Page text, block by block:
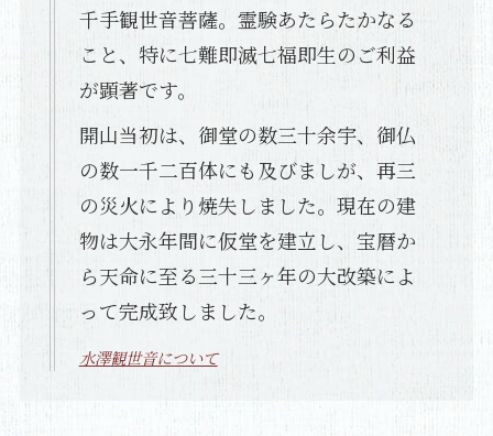
千手観世音菩薩。霊験あたらたかなる
こと、特に七難即滅七福即生のご利益
が顕著です。
開山当初は、御堂の数三十余宇、御仏
の数一千二百体にも及びましが、再三
の災火により焼失しました。現在の建
物は大永年間に仮堂を建立し、宝暦か
ら天命に至る三十三ヶ年の大改築によ
って完成致しました。
水澤観世音について